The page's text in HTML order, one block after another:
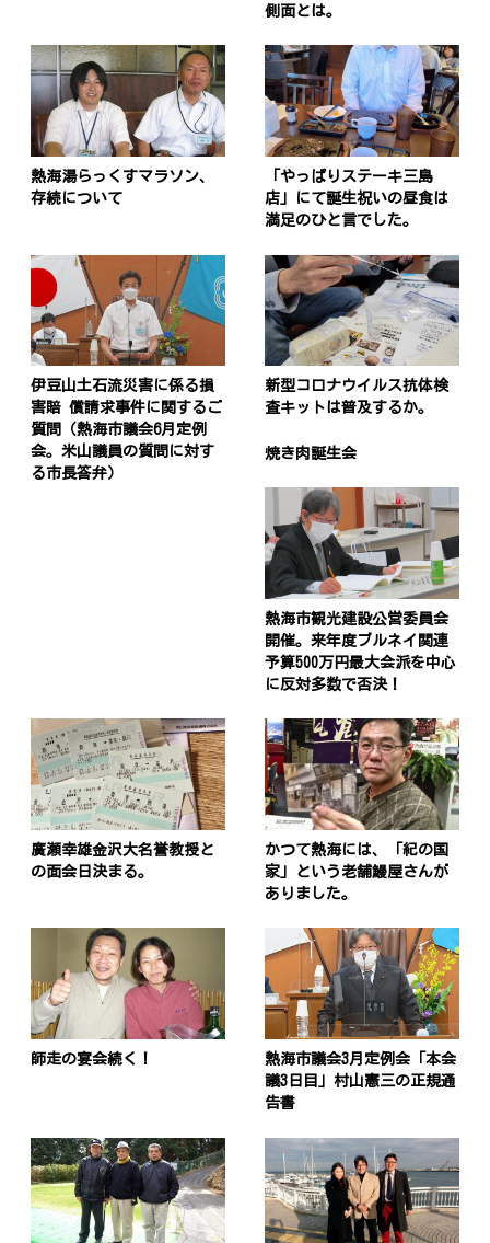
側面とは。
熱海湯らっくすマラソン、
存続について
「やっぱりステーキ三島
店」にて誕生祝いの昼食は
満足のひと言でした。
伊豆山土石流災害に係る損
害賠 償請求事件に関するご
質問（熱海市議会6月定例
会。米山議員の質問に対す
る市長答弁）
新型コロナウイルス抗体検
査キットは普及するか。
焼き肉誕生会
熱海市観光建設公営委員会
開催。来年度ブルネイ関連
予算500万円最大会派を中心
に反対多数で否決！
廣瀬幸雄金沢大名誉教授と
の面会日決まる。
かつて熱海には、「紀の国
家」という老舗鰻屋さんが
ありました。
師走の宴会続く！
熱海市議会3月定例会「本会
議3日目」村山憲三の正規通
告書